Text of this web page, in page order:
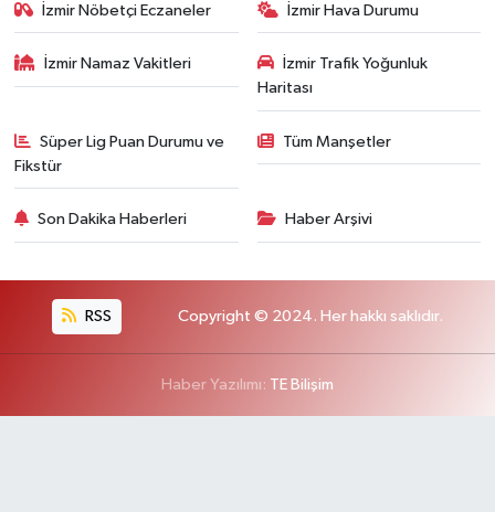
İzmir Nöbetçi Eczaneler İzmir Hava Durumu
İzmir Namaz Vakitleri
İzmir Trafik Yoğunluk
Haritası
Süper Lig Puan Durumu ve
Fikstür
Tüm Manşetler
Son Dakika Haberleri Haber Arşivi
RSS Copyright © 2024. Her hakkı saklıdır.
Haber Yazılımı: TE Bilişim